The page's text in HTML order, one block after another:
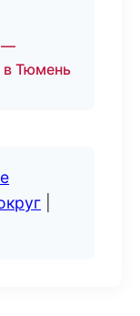
—
в Тюмень